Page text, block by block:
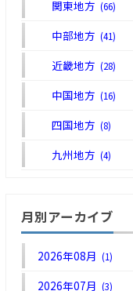
関東地方(66)
中部地方(41)
近畿地方(28)
中国地方(16)
四国地方(8)
九州地方(4)
月別アーカイブ
2026年08月(1)
2026年07月(3)